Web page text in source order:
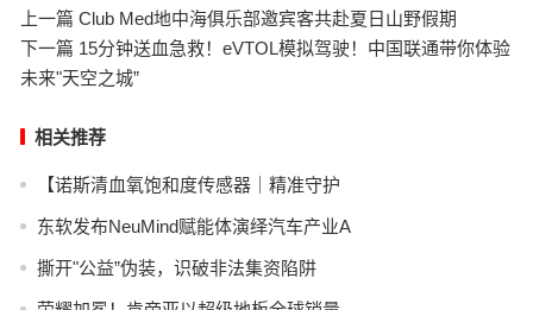
上一篇 Club Med地中海俱乐部邀宾客共赴夏日山野假期
下一篇 15分钟送血急救！eVTOL模拟驾驶！中国联通带你体验
未来"天空之城”
相关推荐
【诺斯清血氧饱和度传感器｜精准守护
东软发布NeuMind赋能体演绎汽车产业A
撕开"公益”伪装，识破非法集资陷阱